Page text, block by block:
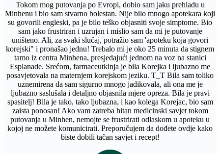
Tokom mog putovanja po Evropi, dobio sam jaku prehladu u
Minhenu i bio sam stvarno bolestan. Nije bilo mnogo apotekara koji
su govorili engleski, pa je bilo teško objasniti svoje simptome. Bio
sam jako frustriran i uzrujan i mislio sam da mi je putovanje
uništeno. Ali, za svaki slučaj, potražio sam 'apoteku koja govori
korejski" i pronašao jednu! Trebalo mi je oko 25 minuta da stignem
tamo iz centra Minhena, presjedajući jednom na voz na stanici
Esplanade. Srećom, farmaceutkinja je bila Korejka i ljubazno me
posavjetovala na maternjem korejskom jeziku. T_T Bila sam toliko
uznemirena da sam sigurno mnogo jadikovala, ali ona me je
ljubazno saslušala i detaljno objasnila mjere opreza. Bila je pravi
spasitelj! Bila je tako, tako ljubazna, i kao kolega Korejac, bio sam
zaista ponosan! Ako vam zatreba hitan medicinski savjet tokom
putovanja u Minhen, nemojte se frustrirati odlaskom u apoteku u
kojoj ne možete komunicirati. Preporučujem da dođete ovdje kako
biste dobili tačan savjet i recept!